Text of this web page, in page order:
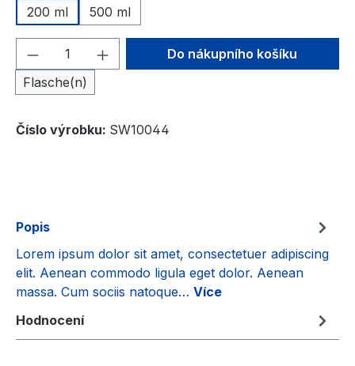
200 ml
500 ml
Množství produktu: Zadejte
Flasche(n)
Do nákupního košíku
Číslo výrobku: SW10044
Popis
Lorem ipsum dolor sit amet, consectetuer adipiscing
elit. Aenean commodo ligula eget dolor. Aenean
massa. Cum sociis natoque… Více
Hodnocení